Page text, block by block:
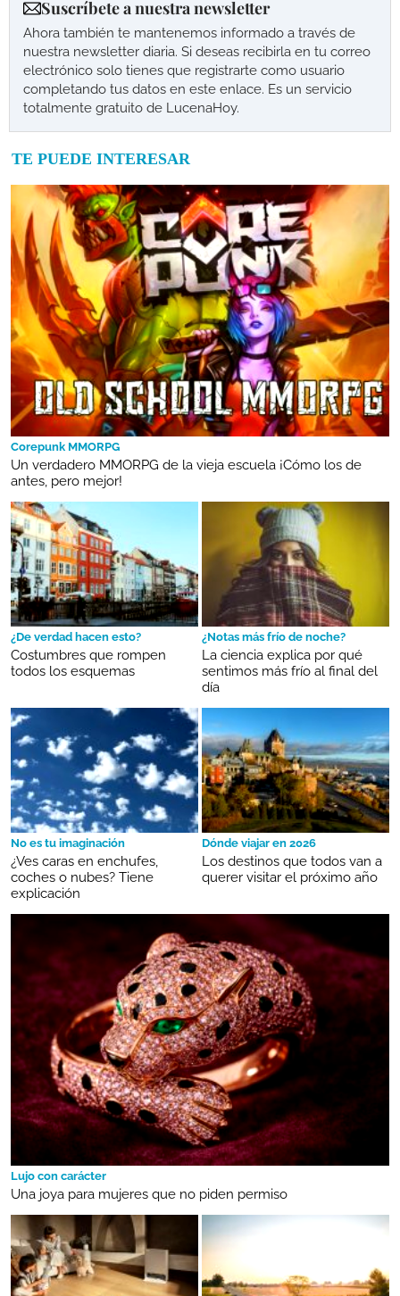
Suscríbete a nuestra newsletter
Ahora también te mantenemos informado a través de
nuestra newsletter diaria. Si deseas recibirla en tu correo
electrónico solo tienes que registrarte como usuario
completando tus datos en este enlace. Es un servicio
totalmente gratuito de LucenaHoy.
TE PUEDE INTERESAR
Corepunk MMORPG
Un verdadero MMORPG de la vieja escuela ¡Cómo los de
antes, pero mejor!
¿De verdad hacen esto?
Costumbres que rompen
todos los esquemas
¿Notas más frío de noche?
La ciencia explica por qué
sentimos más frío al final del
día
No es tu imaginación
¿Ves caras en enchufes,
coches o nubes? Tiene
explicación
Dónde viajar en 2026
Los destinos que todos van a
querer visitar el próximo año
Lujo con carácter
Una joya para mujeres que no piden permiso